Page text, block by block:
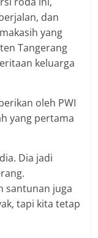
dan
yang
Tangerang
keluarga
oleh PWI
yang pertama
Dia jadi
santunan juga
tapi kita tetap